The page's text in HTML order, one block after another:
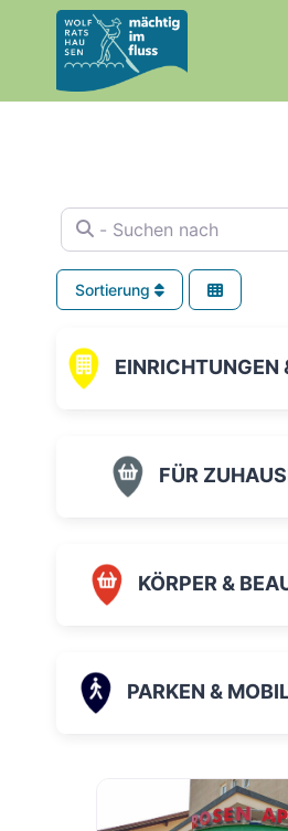
springen
- Suchen nach
Sortierung
EINRICHTUNGEN &
FÜR
KÖRPER &
PARKEN &